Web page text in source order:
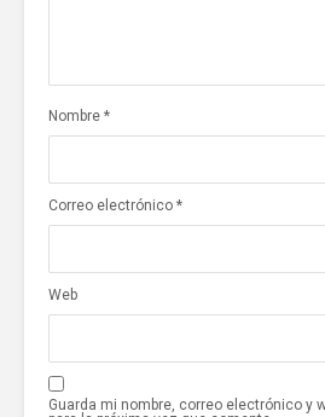
Nombre *
Correo electrónico *
Web
Guarda mi nombre, correo electrónico y